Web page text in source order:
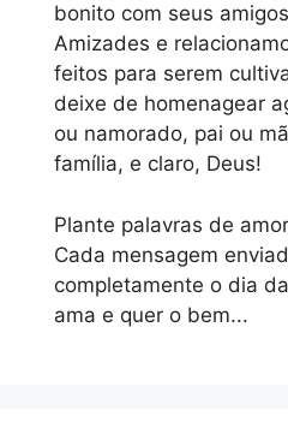
bonito com seus
Amizades e
feitos para serem
deixe de homenagear
ou namorado, pai ou
família, e claro, Deus!
Plante palavras de
Cada mensagem
completamente o dia
ama e quer o bem...